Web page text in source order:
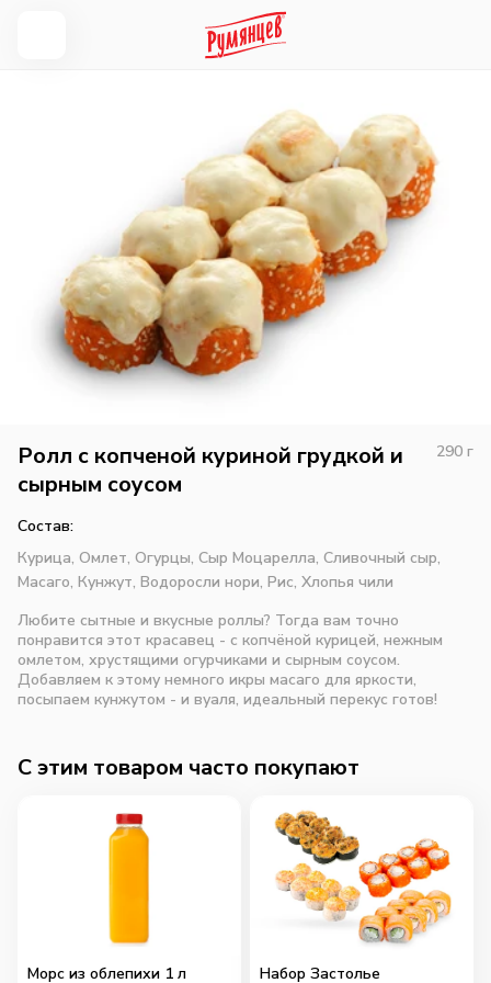
Ролл с копченой куриной грудкой и
сырным соусом
290 г
Состав:
Курица, Омлет, Огурцы, Сыр Моцарелла, Сливочный сыр,
Масаго, Кунжут, Водоросли нори, Рис, Хлопья чили
Любите сытные и вкусные роллы? Тогда вам точно
понравится этот красавец - с копчёной курицей, нежным
омлетом, хрустящими огурчиками и сырным соусом.
Добавляем к этому немного икры масаго для яркости,
посыпаем кунжутом - и вуаля, идеальный перекус готов!
C этим товаром часто покупают
Морс из облепихи 1 л Набор Застолье